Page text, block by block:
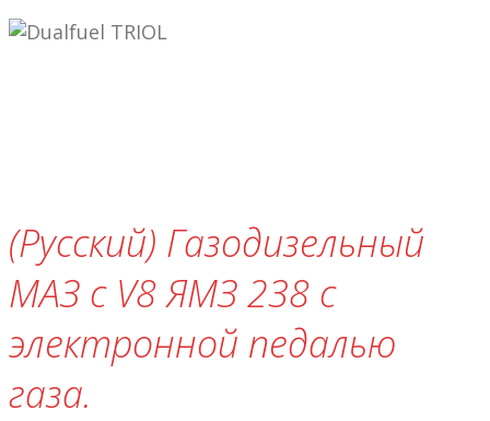
(Русский) Газодизельный
МАЗ с V8 ЯМЗ 238 с
электронной педалью
газа.